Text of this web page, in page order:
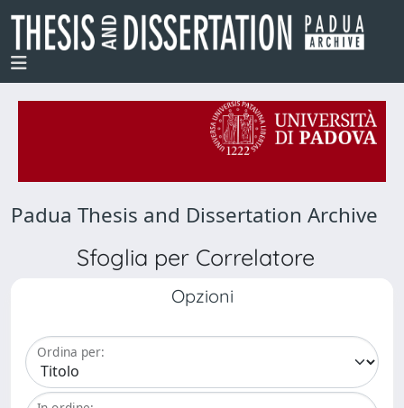
Padua Thesis and Dissertation Archive
Sfoglia per Correlatore
Opzioni
Ordina per: